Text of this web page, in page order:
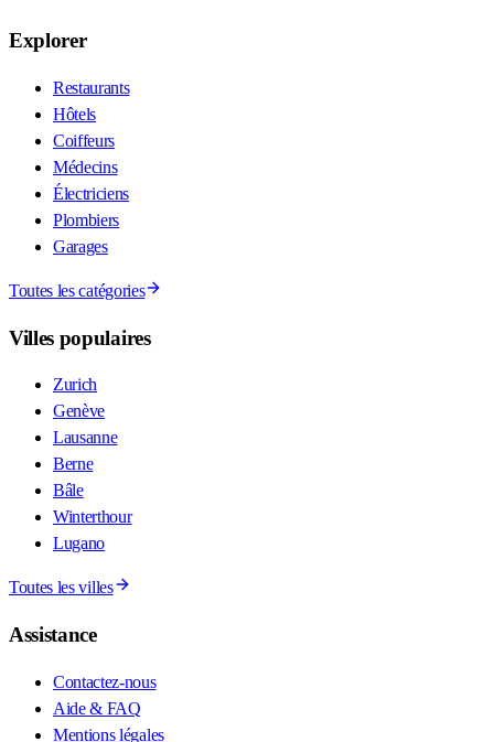
Explorer
Restaurants
Hôtels
Coiffeurs
Médecins
Électriciens
Plombiers
Garages
Toutes les catégories
Villes populaires
Zurich
Genève
Lausanne
Berne
Bâle
Winterthour
Lugano
Toutes les villes
Assistance
Contactez-nous
Aide & FAQ
Mentions légales